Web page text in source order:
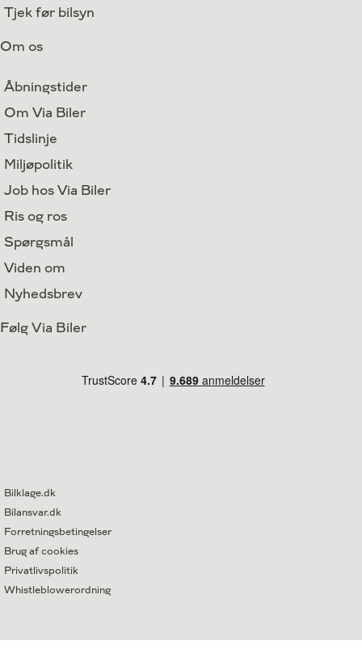
Tjek før bilsyn
Om os
Åbningstider
Om Via Biler
Tidslinje
Miljøpolitik
Job hos Via Biler
Ris og ros
Spørgsmål
Viden om
Nyhedsbrev
Følg Via Biler
Bilklage.dk
Bilansvar.dk
Forretningsbetingelser
Brug af cookies
Privatlivspolitik
Whistleblowerordning